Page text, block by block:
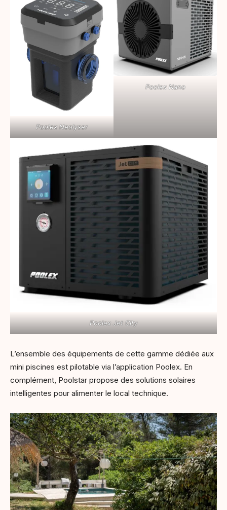
Poolex Neolyser
Poolex Nano
Poolex Jet City
L’ensemble des équipements de cette gamme dédiée aux
mini piscines est pilotable via l’application Poolex. En
complément, Poolstar propose des solutions solaires
intelligentes pour alimenter le local technique.